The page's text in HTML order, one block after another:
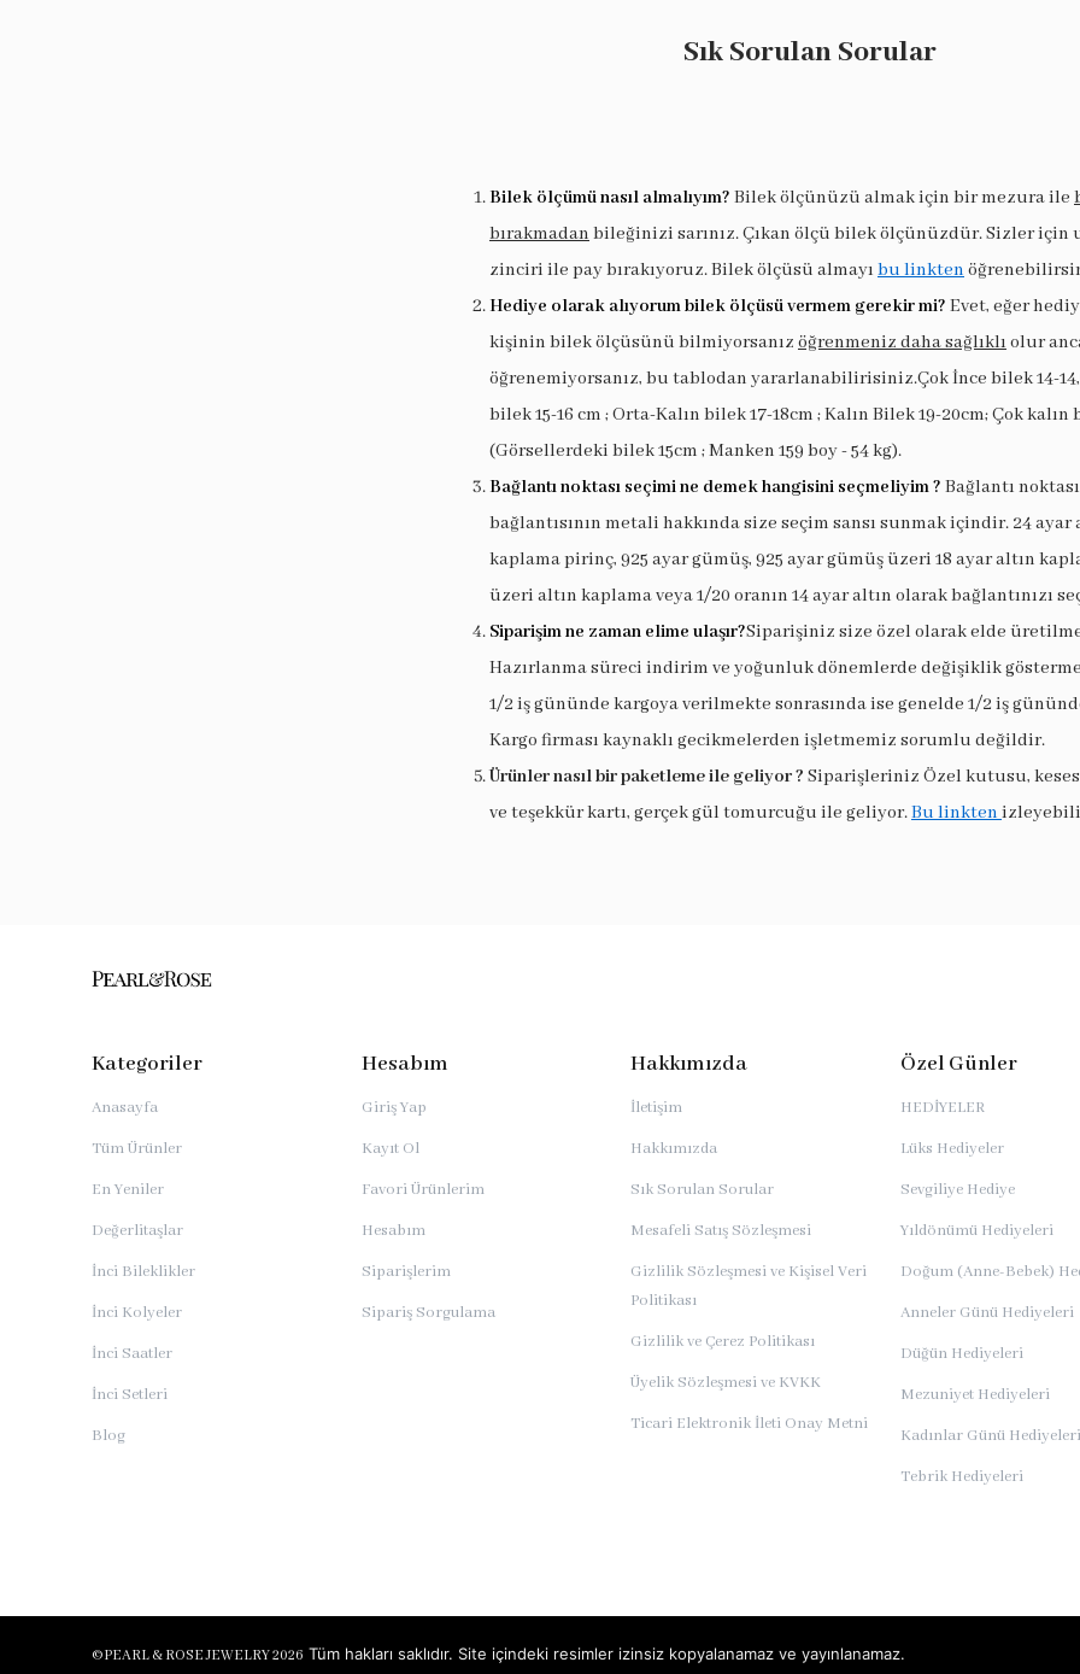
Sık Sorulan Sorular
Bilek ölçümü nasıl almalıyım? Bilek ölçünüzü almak için bir mezura ile
bırakmadan bileğinizi sarınız. Çıkan ölçü bilek ölçünüzdür. Sizler için
zinciri ile pay bırakıyoruz. Bilek ölçüsü almayı bu linkten
Hediye olarak alıyorum bilek ölçüsü vermem gerekir mi? Evet, eğer
kişinin bilek ölçüsünü bilmiyorsanız öğrenmeniz daha sağlıklı olur
öğrenemiyorsanız, bu tablodan yararlanabilirisiniz.Çok İnce bilek 14-
bilek 15-16 cm ; Orta-Kalın bilek 17-18cm ; Kalın Bilek 19-20cm; Çok kalın
(Görsellerdeki bilek 15cm ; Manken 159 boy - 54 kg).
Bağlantı noktası seçimi ne demek hangisini seçmeliyim ? Bağlantı
bağlantısının metali hakkında size seçim sansı sunmak içindir. 24 ayar
kaplama pirinç, 925 ayar gümüş, 925 ayar gümüş üzeri 18 ayar altın
üzeri altın kaplama veya 1/20 oranın 14 ayar altın olarak bağlantınızı
Siparişim ne zaman elime ulaşır?Siparişiniz size özel olarak elde
Hazırlanma süreci indirim ve yoğunluk dönemlerde değişiklik
1/2 iş gününde kargoya verilmekte sonrasında ise genelde 1/2 iş
Kargo firması kaynaklı gecikmelerden işletmemiz sorumlu değildir.
Ürünler nasıl bir paketleme ile geliyor ? Siparişleriniz Özel kutusu,
ve teşekkür kartı, gerçek gül tomurcuğu ile geliyor.Bu linkten
Kategoriler
Anasayfa
Tüm Ürünler
En Yeniler
Değerlitaşlar
İnci Bileklikler
İnci Kolyeler
İnci Saatler
İnci Setleri
Blog
Hesabım
Giriş Yap
Kayıt Ol
Favori Ürünlerim
Hesabım
Siparişlerim
Sipariş Sorgulama
Hakkımızda
İletişim
Hakkımızda
Sık Sorulan Sorular
Mesafeli Satış Sözleşmesi
Gizlilik Sözleşmesi ve Kişisel Veri
Politikası
Gizlilik ve Çerez Politikası
Üyelik Sözleşmesi ve KVKK
Ticari Elektronik İleti Onay Metni
Özel Günler
HEDİYELER
Lüks Hediyeler
Sevgiliye Hediye
Yıldönümü Hediyeleri
Doğum (Anne-Bebek)
Anneler Günü Hediyeleri
Düğün Hediyeleri
Mezuniyet Hediyeleri
Kadınlar Günü Hediyeleri
Tebrik Hediyeleri
©PEARL & ROSE JEWELRY 2026 Tüm hakları saklıdır. Site içindeki resimler izinsiz kopyalanamaz ve yayınlanamaz.